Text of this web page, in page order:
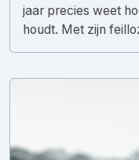
jaar precies weet
houdt. Met zijn